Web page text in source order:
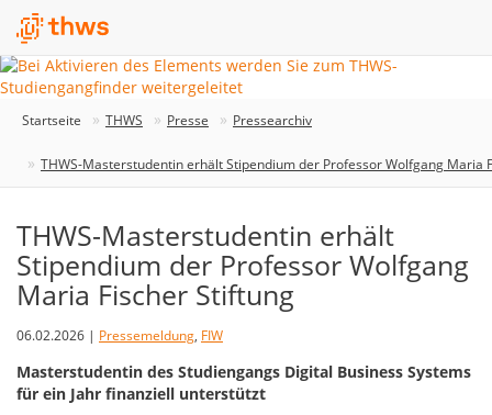
Startseite THWS Presse Pressearchiv
THWS-Masterstudentin erhält Stipendium der Professor Wolfgang Maria
THWS-Masterstudentin erhält
Stipendium der Professor Wolfgang
Maria Fischer Stiftung
06.02.2026 | Pressemeldung, FIW
Masterstudentin des Studiengangs Digital Business Systems
für ein Jahr finanziell unterstützt